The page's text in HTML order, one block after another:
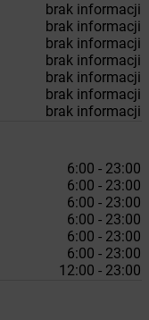
brak informacji
brak informacji
brak informacji
brak informacji
brak informacji
brak informacji
brak informacji
6:00 - 23:00
6:00 - 23:00
6:00 - 23:00
6:00 - 23:00
6:00 - 23:00
6:00 - 23:00
12:00 - 23:00